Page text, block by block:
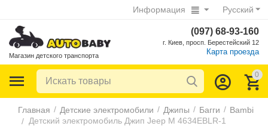
Русский
Информация
Магазин детского транспорта
(097) 68-93-160
г. Киев, просп. Берестейский 12
Карта проезда
0
Главная / Детские электромобили / Джипы / Багги / Bambi
/ Детский электромобиль Джип Jeep M 4634EBLR-1